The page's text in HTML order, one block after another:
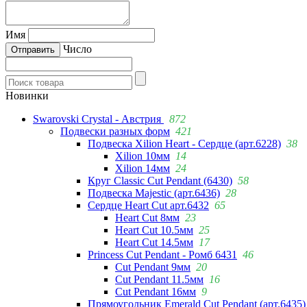
Имя
Число
Новинки
Swarovski Crystal - Австрия
872
Подвески разных форм 421
Подвеска Xilion Heart - Сердце (арт.6228) 38
Xilion 10мм 14
Xilion 14мм 24
Круг Classic Cut Pendant (6430) 58
Подвеска Majestic (арт.6436) 28
Сердце Heart Cut арт.6432 65
Heart Cut 8мм 23
Heart Cut 10.5мм 25
Heart Cut 14.5мм 17
Princess Cut Pendant - Ромб 6431
46
Cut Pendant 9мм 20
Cut Pendant 11.5мм 16
Cut Pendant 16мм 9
Прямоугольник Emerald Cut Pendant (арт.6435)